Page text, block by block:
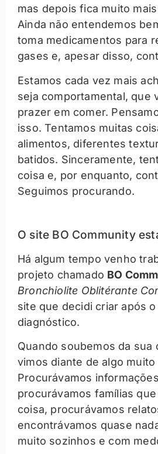
mas depois fica muito
Ainda não entendemos
toma medicamentos para
gases e, apesar disso,
Estamos cada vez mais
seja comportamental, que
prazer em comer.
isso. Tentamos muitas
alimentos, diferentes
batidos. Sinceramente,
coisa e, por enquanto,
Seguimos procurando.
O site BO Community
Há algum tempo venho
projeto chamado BO
Bronchiolite Oblitérante
site que decidi criar após
diagnóstico.
Quando soubemos da sua
vimos diante de algo muito
Procurávamos
procurávamos famílias
coisa, procurávamos
encontrávamos quase
muito sozinhos e com